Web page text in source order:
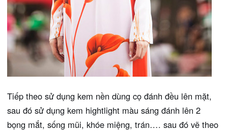
Tiếp theo sử dụng kem nền dùng cọ đánh đều lên mặt,
sau đó sử dụng kem hightlight màu sáng đánh lên 2
bọng mắt, sống mũi, khóe miệng, trán…. sau đó vẽ theo